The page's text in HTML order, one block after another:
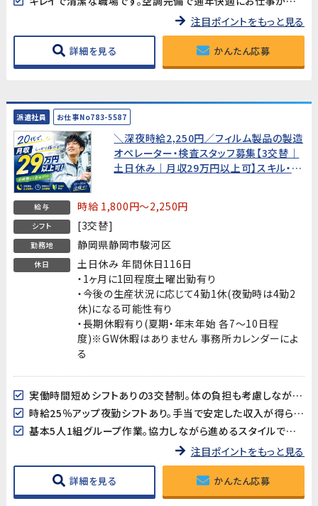
注目ポイントをもっと見る
詳細を見る かんたん応募
派遣社員 お仕事No783-5587
＼深夜時給2,250円／フィルム製品の製造
オペレーター・検査スタッフ募集【3交替｜
土日休み｜月収29万円以上可】スキル・資
給与 時給 1,800円～2,250円
シフト [3交替]
勤務地 静岡県静岡市駿河区
休日
土日休み 年間休日116日
・1ヶ月に1回程度土曜出勤有り
・今後の生産状況に応じて4勤1休(夜勤時は4勤2
休)になる可能性有り
・長期休暇有り(夏期・年末年始 各7～10日程
度)※GW休暇はありません 事務所カレンダーによ
る
実働時間短めシフトありの3交替制。体の負担も考慮しながらバランス良く働けます！
時給25％アップ夜勤シフトあり。手当で安定した収入が得られます！
基本5人1組グループ作業。協力しながら進めるスタイルですので未経験さんも安心です！
注目ポイントをもっと見る
詳細を見る かんたん応募